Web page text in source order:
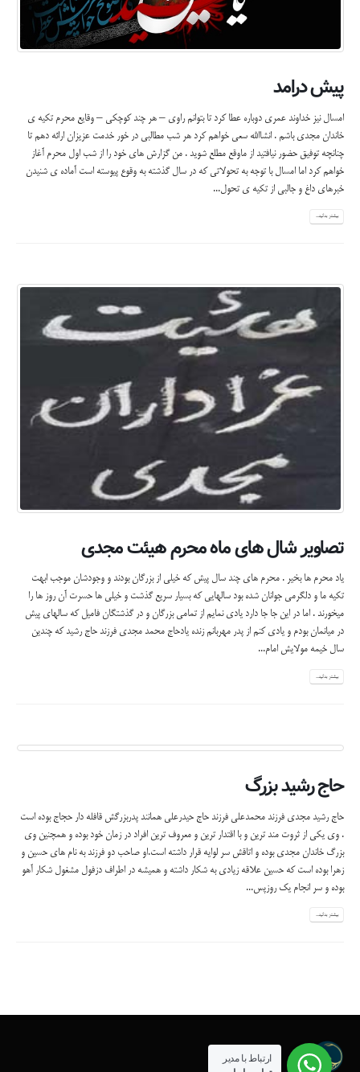
پیش درامد
امسال نیز خداوند عمری دوباره عطا کرد تا بتوانم راوی – هر چند کوچکی – وقایع محرم تکیه ی
خاندان مجدی باشم . انشاالله سعی خواهم کرد هر شب مطالبی در خور خدمت عزیزان ارائه دهم تا
چنانچه توفیق حضور نیافتید از ماوقع مطلع شوید . من گزارش های خود را از شب اول محرم آغاز
خواهم کرد اما امسال با توجه به تحولاتی که در سال گذشته به وقوع پیوسته است آماده ی شنیدن
خبرهای داغ و جالبی از تکیه ی تحول...
بیشتر بدانید...
تصاویر شال های ماه محرم هیئت مجدی
یاد محرم ها بخیر . محرم های چند سال پیش که خیلی از بزرگان بودند و وجودشان موجب ابهت
تکیه ما و دلگرمی جوانان شده بود سالهایی که بسیار سریع گذشت و خیلی ها حسرت آن روز ها را
میخورند . اما در این جا جا دارد یادی نمایم از تمامی بزرگان و در گذشتگان فامیل که سالهای پیش
در میانمان بودم و یادی کنم از پدر مهربانم زنده یادحاج محمد مجدی فرزند حاج رشید که چندین
سال خیمه مولایش امام...
بیشتر بدانید...
حاج رشید بزرگ
حاج رشید مجدی فرزند محمدعلی فرزند حاج حیدرعلی همانند پدربزرگش قافله دار حجاج بوده است
. وی یکی از ثروت مند ترین و با اقتدار ترین و معروف ترین افراد در زمان خود بوده و همچنین وی
بزرگ خاندان مجدی بوده و اتاقش سر لوایه قرار داشته است.او صاحب دو فرزند به نام های حسین و
زهرا بوده است که حسین علاقه زیادی به شکار داشته و همیشه در اطراف دزفول مشغول شکار آهو
بوده و سر انجام یک روزپس...
بیشتر بدانید...
ارتباط با مدیر